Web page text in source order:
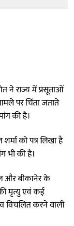
ने राज्य में प्रसूताओं
पर चिंता जताते
की है।
को पत्र लिखा है
भी की है।
और बीकानेर के
मृत्यु एवं कई
विचलित करने वाली